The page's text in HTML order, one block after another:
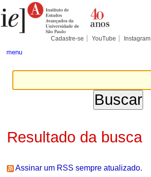
para
conteúdo.
Pessoais
Cadastre-se YouTube Instagram
menu
Resultado da busca
Assinar um RSS sempre atualizado.